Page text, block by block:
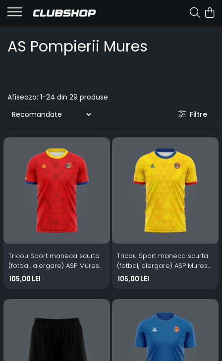
AS Pompierii Mures
Afiseaza: 1-24 din 29 produse
Filtre
Tricou Sport maneca scurta
(fotbal, alergare) ASP Mures
rosu
105,00 Lei
Tricou Sport maneca scurta
(fotbal, alergare) ASP Mures
galben
105,00 Lei